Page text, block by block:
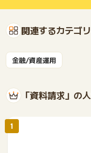
関連するカテゴ
金融/資産運用
「資料請求」の
1